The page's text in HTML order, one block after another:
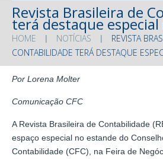
Revista Brasileira de
terá destaque especial
HOME NOTÍCIAS
REVISTA
CONTABILIDADE TERÁ DESTAQUE
Por Lorena Molter
Comunicação CFC
A Revista Brasileira de Contabilidade
espaço especial no estande do
Contabilidade (CFC), na Feira de